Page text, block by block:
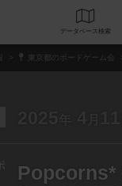
データベ
東京都のボードゲーム会
Popcorns*